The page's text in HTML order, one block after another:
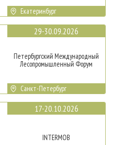
Екатеринбург
29-30.09.2026
Петербургский Международный
Лесопромышленный Форум
Санкт-Петербург
17-20.10.2026
INTERMOB